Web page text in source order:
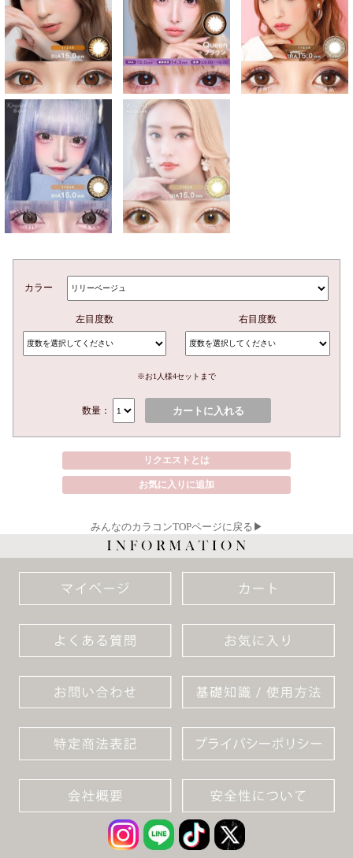
カラー
左目度数 右目度数
※お1人様4セットまで
数量： カートに入れる
リクエストとは
お気に入りに追加
みんなのカラコンTOPページに戻る▶